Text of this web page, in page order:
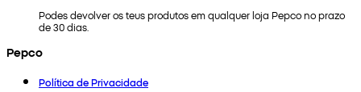
Podes devolver os teus produtos em qualquer loja Pepco no prazo
de 30 dias.
Pepco
Política de Privacidade